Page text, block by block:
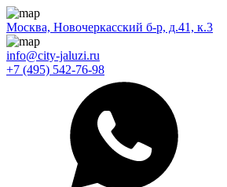
Москва, Новочеркасский б-р, д.41, к.3
info@city-jaluzi.ru
+7 (495) 542-76-98